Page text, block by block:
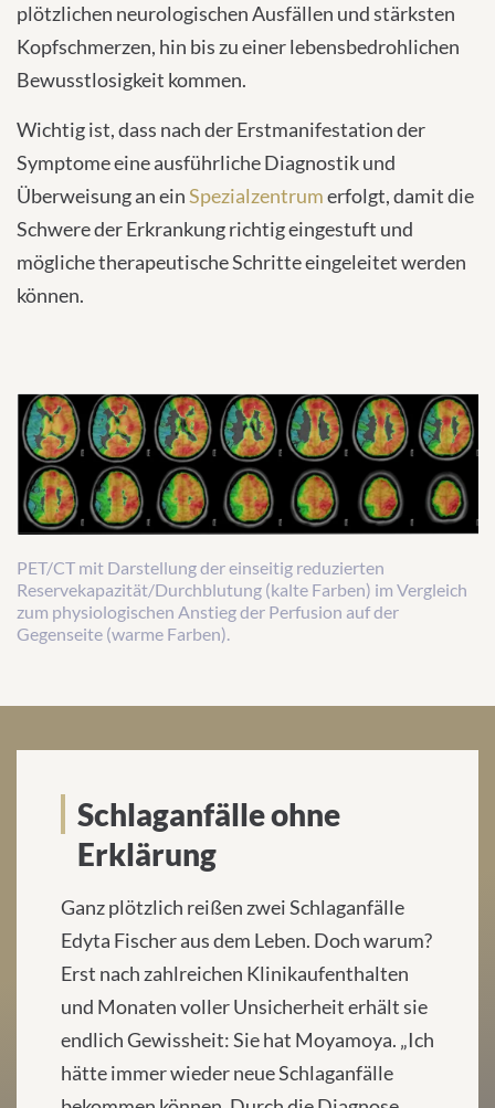
plötzlichen neurologischen Ausfällen und stärksten
Kopfschmerzen, hin bis zu einer lebensbedrohlichen
Bewusstlosigkeit kommen.
Wichtig ist, dass nach der Erstmanifestation der
Symptome eine ausführliche Diagnostik und
Überweisung an einSpezialzentrumerfolgt, damit die
Schwere der Erkrankung richtig eingestuft und
mögliche therapeutische Schritte eingeleitet werden
können.
PET/CT mit Darstellung der einseitig reduzierten
Reservekapazität/Durchblutung (kalte Farben) im Vergleich
zum physiologischen Anstieg der Perfusion auf der
Gegenseite (warme Farben).
Schlaganfälle ohne Erklärung
Schlaganfälle ohne
Erklärung
Ganz plötzlich reißen zwei Schlaganfälle
Edyta Fischer aus dem Leben. Doch warum?
Erst nach zahlreichen Klinikaufenthalten
und Monaten voller Unsicherheit erhält sie
endlich Gewissheit: Sie hat Moyamoya. „Ich
hätte immer wieder neue Schlaganfälle